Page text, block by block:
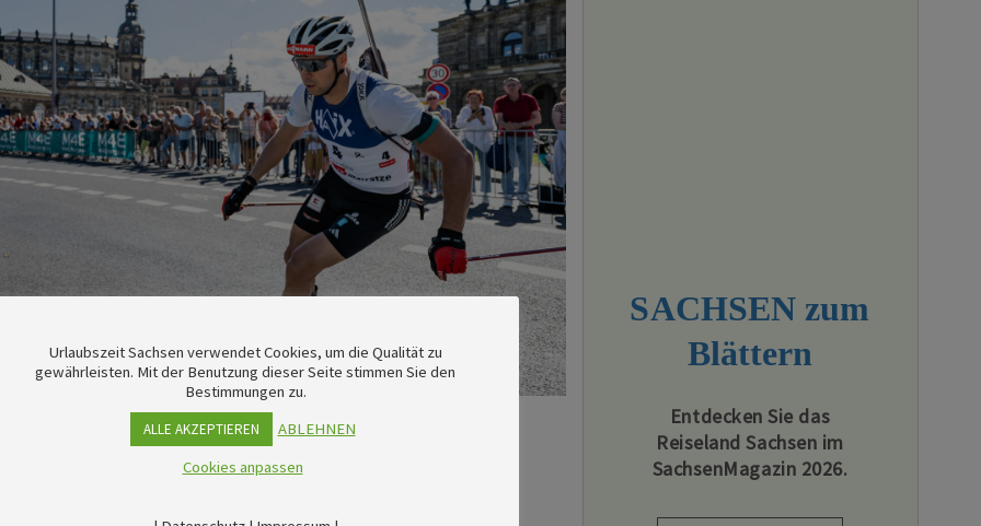
SACHSEN zum
Blättern
Entdecken Sie das
Reiseland Sachsen im
SachsenMagazin 2026.
Urlaubszeit Sachsen verwendet Cookies, um die Qualität zu
gewährleisten. Mit der Benutzung dieser Seite stimmen Sie den
Bestimmungen zu.
ALLE AKZEPTIEREN
ABLEHNEN
Cookies anpassen